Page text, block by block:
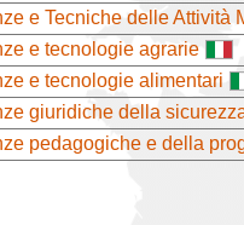
e Tecniche delle Attività
e tecnologie agrarie
e tecnologie alimentari
giuridiche della
pedagogiche e della